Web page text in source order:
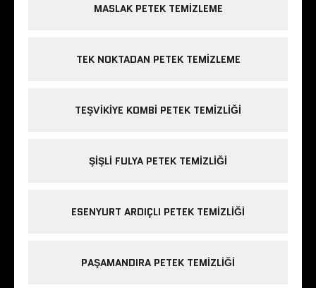
MASLAK PETEK TEMIZLEME
TEK NOKTADAN PETEK TEMIZLEME
TEŞVIKIYE KOMBI PETEK TEMIZLIĞI
ŞIŞLI FULYA PETEK TEMIZLIĞI
ESENYURT ARDIÇLI PETEK TEMIZLIĞI
PAŞAMANDIRA PETEK TEMIZLIĞI